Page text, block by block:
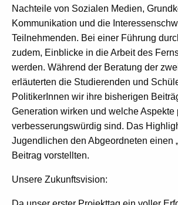
Nachteile von Sozialen Medien,
Kommunikation und die
Teilnehmenden. Bei einer Führung
zudem, Einblicke in die Arbeit des
werden. Während der Beratung der
erläuterten die Studierenden und
PolitikerInnen wir ihre bisherigen
Generation wirken und welche Aspekte
verbesserungswürdig sind. Das
Jugendlichen den Abgeordneten einen
Beitrag vorstellten.
Unsere Zukunftsvision: